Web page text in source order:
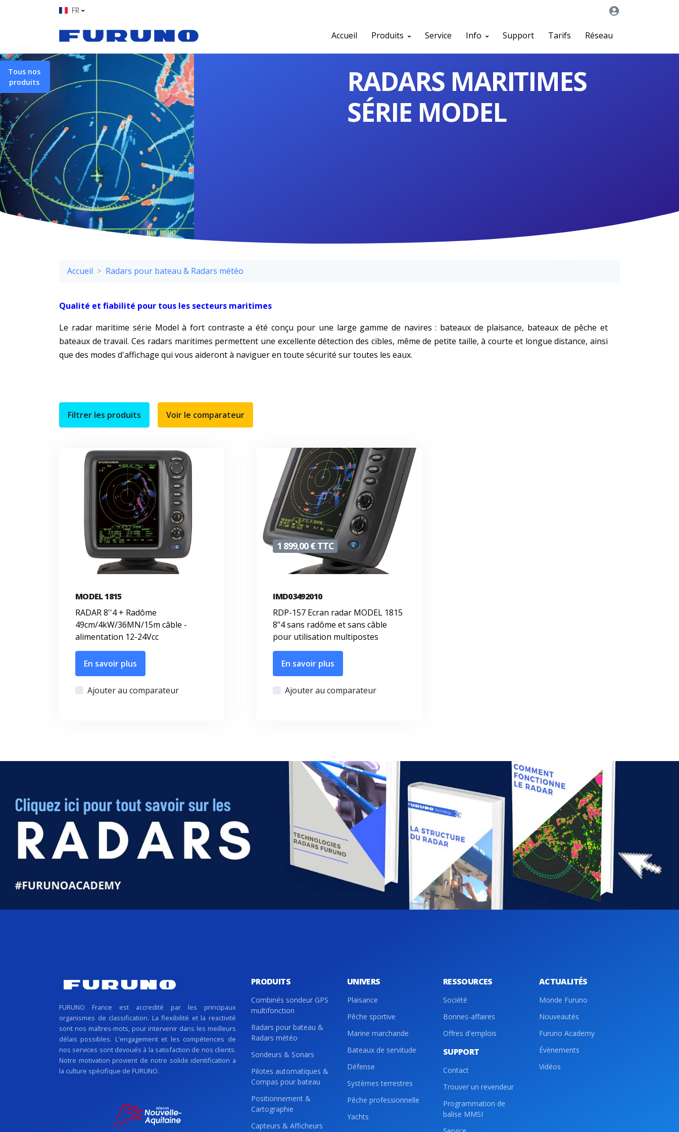
FR
Accueil Produits Service Info Support Tarifs Réseau
RADARS MARITIMES
SÉRIE MODEL
Accueil Radars pour bateau & Radars météo
Qualité et fiabilité pour tous les secteurs maritimes
Le radar maritime série Model à fort contraste a été conçu pour une large gamme de navires : bateaux de plaisance, bateaux de pêche et
bateaux de travail. Ces radars maritimes permettent une excellente détection des cibles, même de petite taille, à courte et longue distance, ainsi
que des modes d'affichage qui vous aideront à naviguer en toute sécurité sur toutes les eaux.
Filtrer les produits
MODEL 1815
RADAR 8''4 + Radôme
49cm/4kW/36MN/15m câble -
alimentation 12-24Vcc
En savoir plus
Ajouter au comparateur
1 899,00 € TTC
IMD03492010
RDP-157 Ecran radar MODEL 1815
8"4 sans radôme et sans câble
pour utilisation multipostes
En savoir plus
Ajouter au comparateur
FURUNO France est accredité par les principaux
organismes de classification. La flexibilité et la reactivité
sont nos maîtres-mots, pour intervenir dans les meilleurs
délais possibles. L'engagement et les compétences de
nos services sont devoués à la satisfaction de nos clients.
Notre motivation provient de notre solide identification a
la culture spécifique de FURUNO.
PRODUITS
Combinés sondeur GPS
multifonction
Radars pour bateau &
Radars météo
Sondeurs & Sonars
Pilotes automatiques &
Compas pour bateau
Positionnement &
Cartographie
Capteurs & Afficheurs
UNIVERS
Plaisance
Pêche sportive
Marine marchande
Bateaux de servitude
Défense
Systèmes terrestres
Pêche professionnelle
Yachts
RESSOURCES
Société
Bonnes-affaires
Offres d'emplois
SUPPORT
Contact
Trouver un revendeur
Programmation de
balise MMSI
ACTUALITÉS
Monde Furuno
Nouveautés
Furuno Academy
Évènements
Vidéos
Tous nos
produits